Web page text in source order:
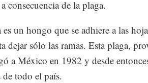
consecuencia de la plaga.
es un hongo que se adhiere a las
dejar sólo las ramas. Esta plaga,
a México en 1982 y desde
de todo el país.